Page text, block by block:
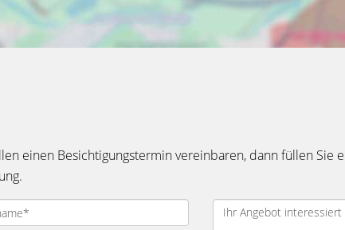
einen Besichtigungstermin vereinbaren, dann füllen